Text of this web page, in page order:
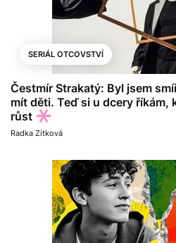
SERIÁL OTCOVSTVÍ
Čestmír Strakatý: Byl jsem
mít děti. Teď si u dcery říkám,
růst
Radka Zítková